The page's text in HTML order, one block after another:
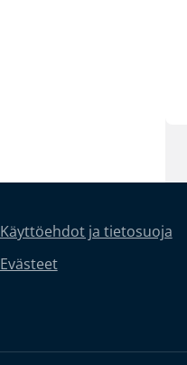
Käyttöehdot ja tietosuoja
Evästeet